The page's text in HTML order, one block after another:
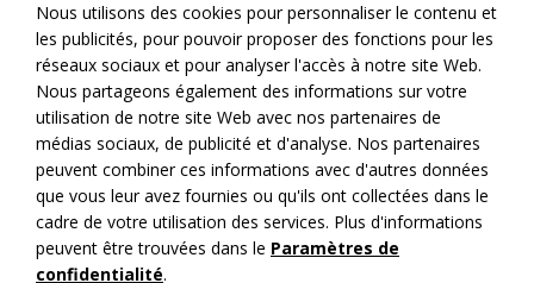
Lucerne.
Conçu
par
Egger
Architektur,
bâtiment
offre
un
environnement
Données médias
Prévision des sujets
Annonces
Éditeur
Abonnement
Faits
Contacts
Nous utilisons des cookies pour personnaliser le contenu et
les publicités, pour pouvoir proposer des fonctions pour les
réseaux sociaux et pour analyser l'accès à notre site Web.
Nous partageons également des informations sur votre
utilisation de notre site Web avec nos partenaires de
médias sociaux, de publicité et d'analyse. Nos partenaires
peuvent combiner ces informations avec d'autres données
que vous leur avez fournies ou qu'ils ont collectées dans le
cadre de votre utilisation des services. Plus d'informations
peuvent être trouvées dans le Paramètres de
confidentialité.